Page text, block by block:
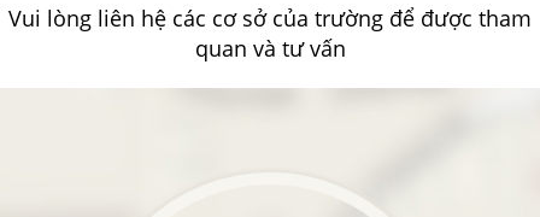
Vui lòng liên hệ các cơ sở của trường để được tham
quan và tư vấn